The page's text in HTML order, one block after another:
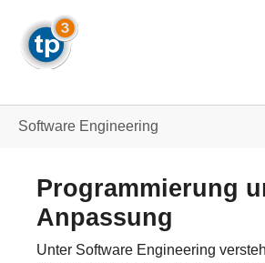
Software Engineering
Programmierung
Anpassung
Unter Software Engineering